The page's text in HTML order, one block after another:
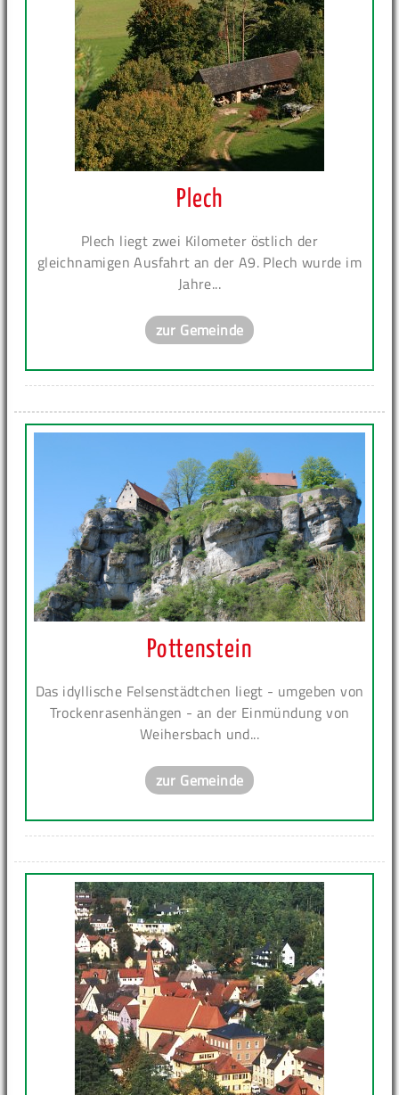
Plech
Plech liegt zwei Kilometer östlich der
gleichnamigen Ausfahrt an der A9. Plech wurde im
Jahre...
zur Gemeinde
Pottenstein
Das idyllische Felsenstädtchen liegt - umgeben von
Trockenrasenhängen - an der Einmündung von
Weihersbach und...
zur Gemeinde